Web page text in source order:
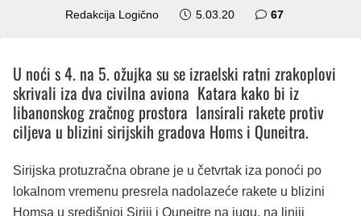
Redakcija Logično 5.03.20 67komentara
U noći s 4. na 5. ožujka su se izraelski ratni zrakoplovi
skrivali iza dva civilna aviona Katara kako bi iz
libanonskog zračnog prostora lansirali rakete protiv
ciljeva u blizini sirijskih gradova Homs i Quneitra.
Sirijska protuzračna obrane je u četvrtak iza ponoći po
lokalnom vremenu presrela nadolazeće rakete u blizini
Homsa u središnjoj Siriji i Quneitre na jugu, na liniji